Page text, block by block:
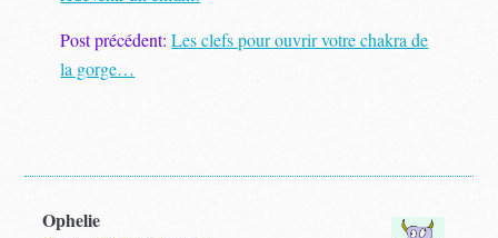
Post précédent:Les clefs pour ouvrir votre chakra de
la gorge…
Ophelie